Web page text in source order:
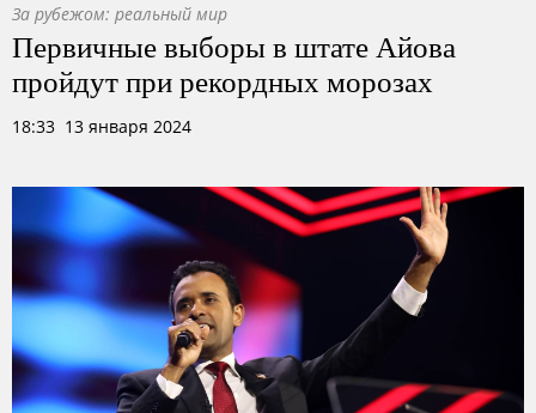
За рубежом: реальный мир
Первичные выборы в штате Айова
пройдут при рекордных морозах
18:33 13 января 2024